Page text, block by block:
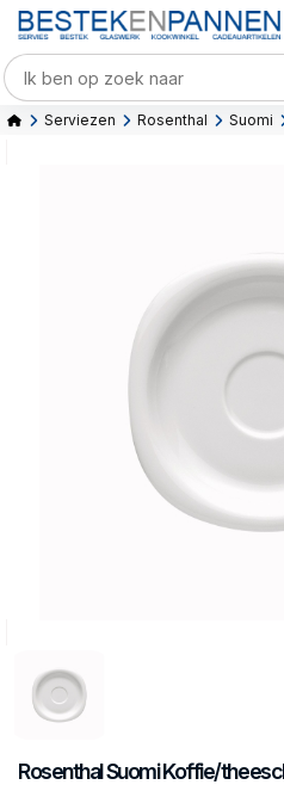
Serviezen Rosenthal Suomi
RosenthalSuomiKoffie/